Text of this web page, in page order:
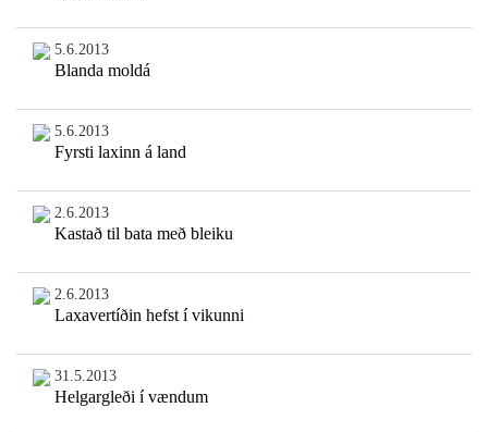
5.6.2013
Blanda moldá
5.6.2013
Fyrsti laxinn á land
2.6.2013
Kastað til bata með bleiku
2.6.2013
Laxavertíðin hefst í vikunni
31.5.2013
Helgargleði í vændum